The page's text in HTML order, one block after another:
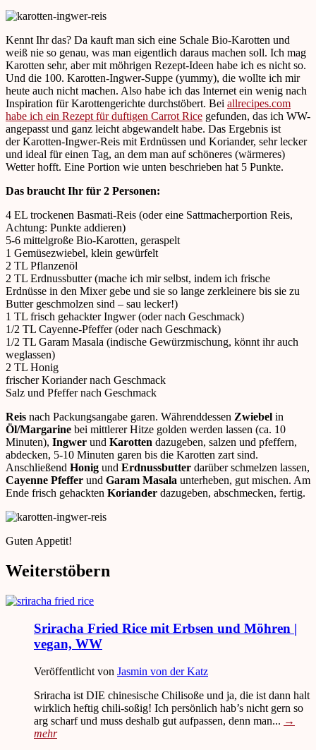
Kennt Ihr das? Da kauft man sich eine Schale Bio-Karotten und
weiß nie so genau, was man eigentlich daraus machen soll. Ich mag
Karotten sehr, aber mit möhrigen Rezept-Ideen habe ich es nicht so.
Und die 100. Karotten-Ingwer-Suppe (yummy), die wollte ich mir
heute auch nicht machen. Also habe ich das Internet ein wenig nach
Inspiration für Karottengerichte durchstöbert. Bei allrecipes.com
habe ich ein Rezept für duftigen Carrot Rice gefunden, das ich WW-
angepasst und ganz leicht abgewandelt habe. Das Ergebnis ist
der Karotten-Ingwer-Reis mit Erdnüssen und Koriander, sehr lecker
und ideal für einen Tag, an dem man auf schöneres (wärmeres)
Wetter hofft. Eine Portion wie unten beschrieben hat 5 Punkte.
Das braucht Ihr für 2 Personen:
4 EL trockenen Basmati-Reis (oder eine Sattmacherportion Reis,
Achtung: Punkte addieren)
5-6 mittelgroße Bio-Karotten, geraspelt
1 Gemüsezwiebel, klein gewürfelt
2 TL Pflanzenöl
2 TL Erdnussbutter (mache ich mir selbst, indem ich frische
Erdnüsse in den Mixer gebe und sie so lange zerkleinere bis sie zu
Butter geschmolzen sind – sau lecker!)
1 TL frisch gehackter Ingwer (oder nach Geschmack)
1/2 TL Cayenne-Pfeffer (oder nach Geschmack)
1/2 TL Garam Masala (indische Gewürzmischung, könnt ihr auch
weglassen)
2 TL Honig
frischer Koriander nach Geschmack
Salz und Pfeffer nach Geschmack
Reis nach Packungsangabe garen. Währenddessen Zwiebel in
Öl/Margarine bei mittlerer Hitze golden werden lassen (ca. 10
Minuten), Ingwer und Karotten dazugeben, salzen und pfeffern,
abdecken, 5-10 Minuten garen bis die Karotten zart sind.
Anschließend Honig und Erdnussbutter darüber schmelzen lassen,
Cayenne Pfeffer und Garam Masala unterheben, gut mischen. Am
Ende frisch gehackten Koriander dazugeben, abschmecken, fertig.
Guten Appetit!
Weiterstöbern
Sriracha Fried Rice mit Erbsen und Möhren |
vegan, WW
Veröffentlicht von Jasmin von der Katz
Sriracha ist DIE chinesische Chilisoße und ja, die ist dann halt
wirklich heftig chili-soßig! Ich persönlich hab’s nicht gern so
arg scharf und muss deshalb gut aufpassen, denn man... →
mehr